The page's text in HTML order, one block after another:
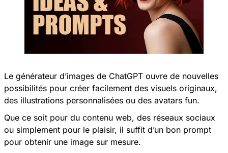
Le générateur d’images de ChatGPT ouvre de nouvelles
possibilités pour créer facilement des visuels originaux,
des illustrations personnalisées ou des avatars fun.
Que ce soit pour du contenu web, des réseaux sociaux
ou simplement pour le plaisir, il suffit d’un bon prompt
pour obtenir une image sur mesure.